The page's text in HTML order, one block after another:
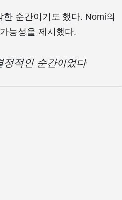
순간이기도 했다. Nomi의
능성을 제시했다.
정적인 순간이었다